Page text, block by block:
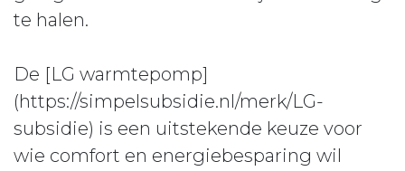
te halen.
De [LG warmtepomp]
(https://simpelsubsidie.nl/merk/LG-
subsidie) is een uitstekende keuze voor
wie comfort en energiebesparing wil